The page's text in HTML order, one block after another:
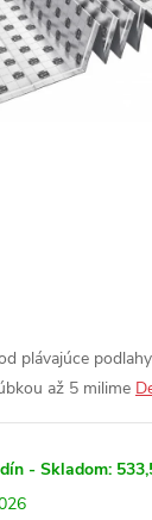
plávajúce
až 5 milime
- Skladom: